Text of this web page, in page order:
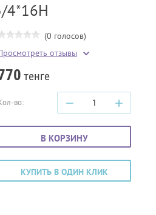
4*16Н
(0 голосов)
отзывы
тенге
во: − +
В КОРЗИНУ
КУПИТЬ В ОДИН КЛИК